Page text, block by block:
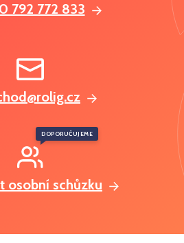
792 772 833
osobní schůzku
DOPORUČUJEME